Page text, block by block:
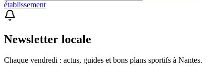
établissement
Newsletter locale
Chaque vendredi : actus, guides et bons plans sportifs à Nantes.